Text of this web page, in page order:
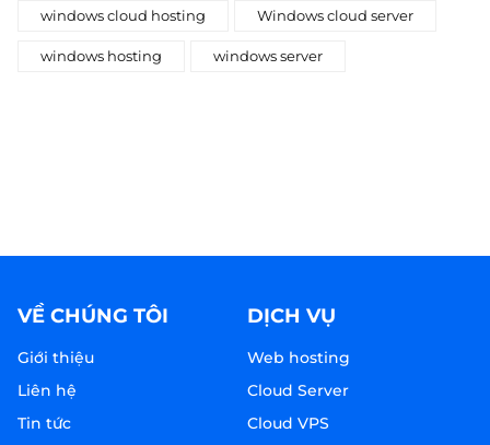
windows cloud hosting Windows cloud server
windows hosting windows server
VỀ CHÚNG TÔI
Giới thiệu
Liên hệ
Tin tức
DỊCH VỤ
Web hosting
Cloud Server
Cloud VPS